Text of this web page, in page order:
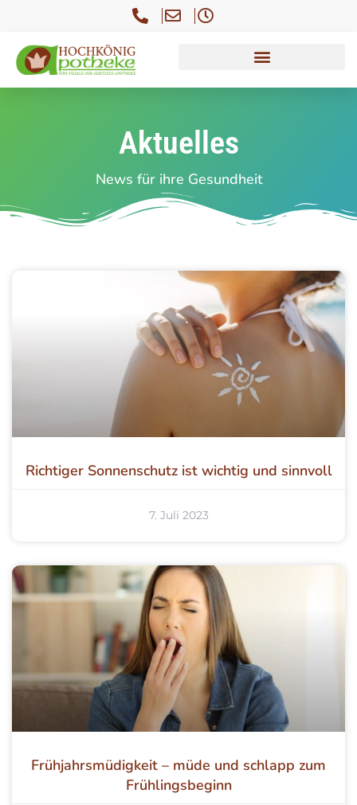
Aktuelles
News für ihre Gesundheit
Richtiger Sonnenschutz ist wichtig und sinnvoll
7. Juli 2023
Frühjahrsmüdigkeit – müde und schlapp zum
Frühlingsbeginn